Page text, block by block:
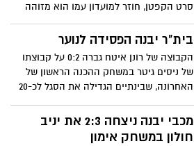
סרט הקפטן, חוזר למועדון עמו הוא מזוהה
יותר מכל. "הילד" לא מפחד להצהיר: "הביאו
אותי בשביל להנהיג ובשביל לעלות ליגה", "לא
אותו" ומודה: "הקהל הוא ההבדל בין עלייה
לכישלון". ראיון ללא מעצורים
בית"ר יבנה הפסידה לנוער
הקבוצה של רונן איטח גברה 0:2 על קבוצתו
של ניסים גיטר במשחק ההכנה הראשון של
האחרונה, שבינתיים הגדילה את הסגל לכ-20
כדורגל. קבוצת הנוער תצא למחנה אימון
בבולגריה ב-24.8
מכבי יבנה ניצחה 2:3 את יניב
חולון במשחק אימון